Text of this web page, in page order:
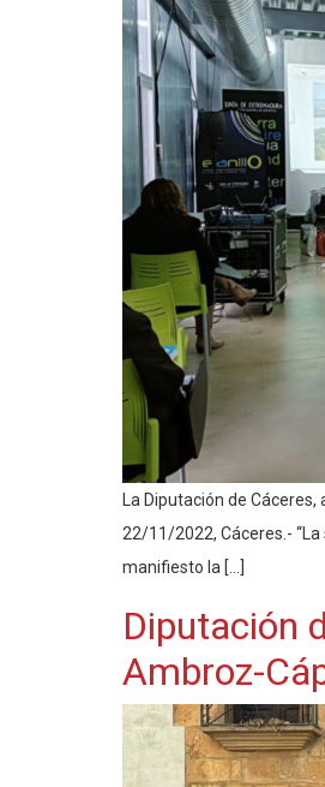
La Diputación de
22/11/2022, Cáceres.-
manifiesto la […]
Diputación
Ambroz-